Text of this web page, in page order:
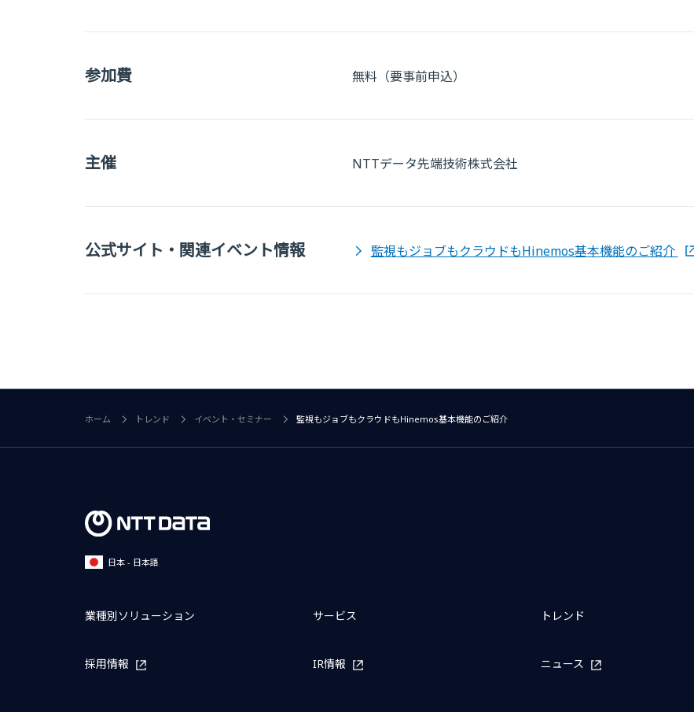
参加費 無料（要事前申込）
主催 NTTデータ先端技術株式会社
公式サイト・関連イベント情報 監視もジョブもクラウドもHinemos基本機能のご紹介
ホーム トレンド イベント・セミナー 監視もジョブもクラウドもHinemos基本機能のご紹介
日本 - 日本語
業種別ソリューション サービス トレンド
採用情報 IR情報 ニュース